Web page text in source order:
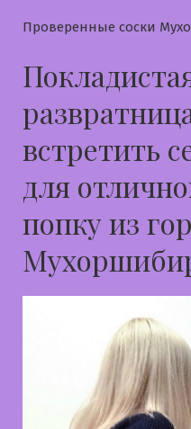
Проверенные соски
встретить
для
попку из